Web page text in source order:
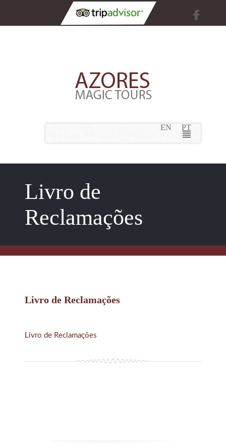
EN PT
Livro de
Reclamações
Livro de Reclamações
Livro de Reclamações